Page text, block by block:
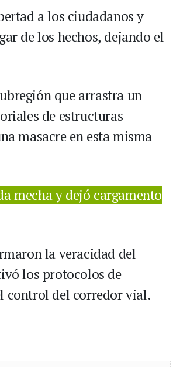
a los ciudadanos y
de los hechos, dejando el
que arrastra un
de estructuras
masacre en esta misma
mecha y dejó cargamento
la veracidad del
los protocolos de
control del corredor vial.